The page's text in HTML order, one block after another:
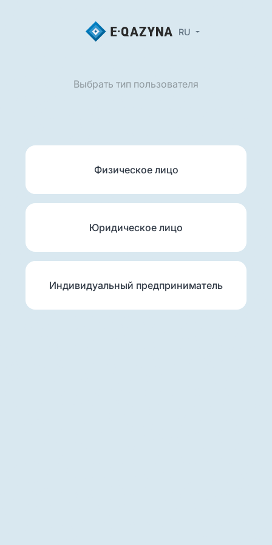
RU
Выбрать тип пользователя
Физическое лицо
Юридическое лицо
Индивидуальный предприниматель